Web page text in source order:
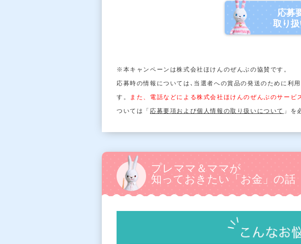
応募
取り
※本キャンペーンは株式会社ほけんのぜんぶの協賛です。
応募時の情報については､当選者への賞品の発送のために利
す。
また、電話などによる株式会社ほけんのぜんぶのサービ
ついては「 応募要項および個⼈情報の取り扱いについて 」を
プレママ＆ママが
知っておきたい「お金」の話